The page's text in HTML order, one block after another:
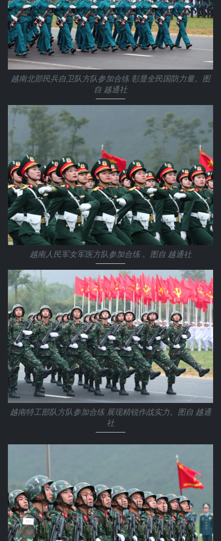
越南北部民兵自卫队方队参加合练 彰显全民国防力量。图
自 越通社
越南人民军女军医方队参加合练 。图自 越通社
越南特工部队方队参加合练 展现精锐作战实力。图自 越通
社